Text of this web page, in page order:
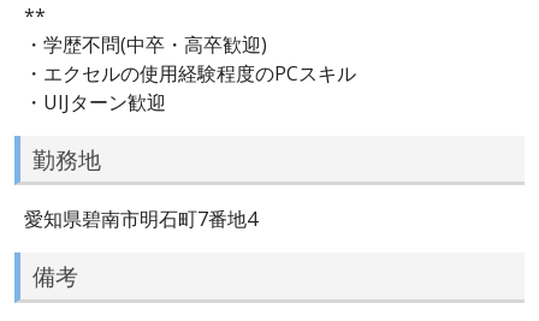
**
・学歴不問(中卒・高卒歓迎)
・エクセルの使用経験程度のPCスキル
・UIJターン歓迎
勤務地
愛知県碧南市明石町7番地4
備考